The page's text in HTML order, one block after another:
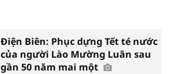
Điện Biên: Phục dựng Tết té nước
của người Lào Mường Luân sau
gần 50 năm mai một